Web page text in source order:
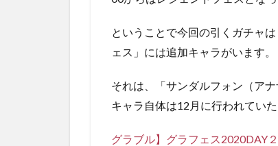
ということで今回の引くガチャ
ェス」には追加キャラがいます。
それは、「サンダルフォン（アナ
キャラ自体は12月に行われてい
グラブル】グラフェス2020DAY